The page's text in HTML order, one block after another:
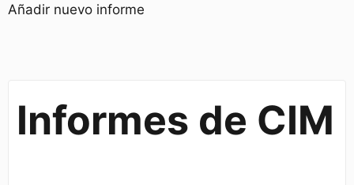
Añadir nuevo informe
Informes de CIM